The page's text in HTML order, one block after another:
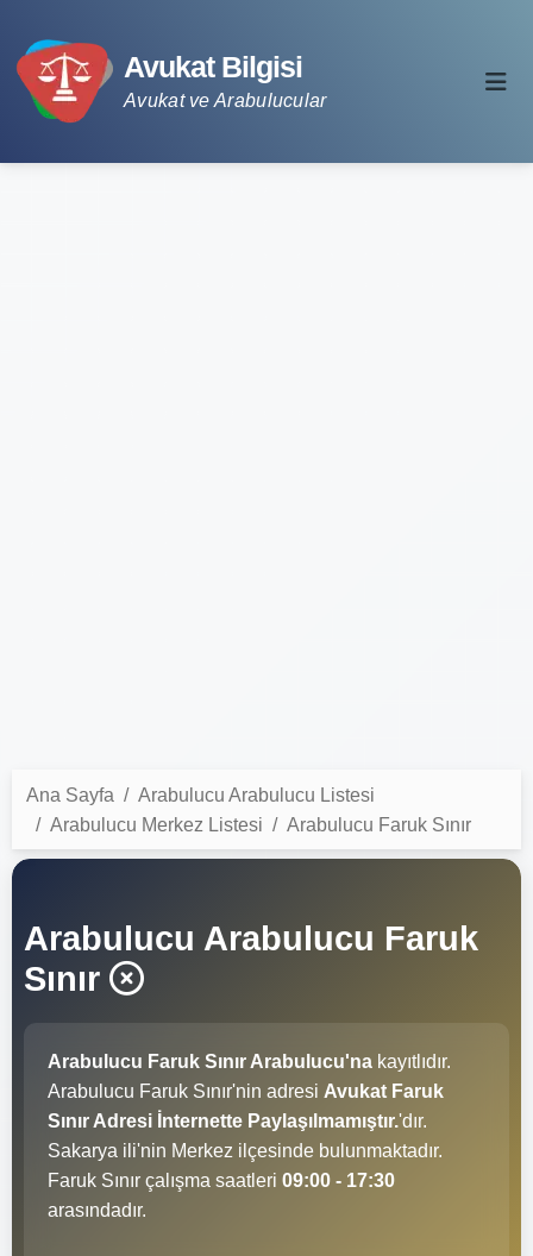
Avukat Bilgisi
Avukat ve Arabulucular
Ana Sayfa
Arabulucu Arabulucu Listesi
Arabulucu Merkez Listesi
Arabulucu Faruk Sınır
Arabulucu Arabulucu Faruk
Sınır
Arabulucu Faruk Sınır Arabulucu'na kayıtlıdır.
Arabulucu Faruk Sınır'nin adresi Avukat Faruk
Sınır Adresi İnternette Paylaşılmamıştır.'dır.
Sakarya ili'nin Merkez ilçesinde bulunmaktadır.
Faruk Sınır çalışma saatleri 09:00 - 17:30
arasındadır.